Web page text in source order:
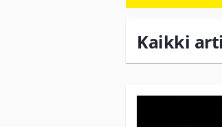
Kaikki